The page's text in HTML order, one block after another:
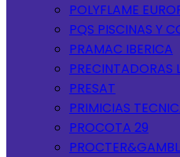
POLYFLAME
PQS PISCINAS Y
PRAMAC IBERICA
PRECINTADORAS
PRESAT
PRIMICIAS
PROCOTA 29